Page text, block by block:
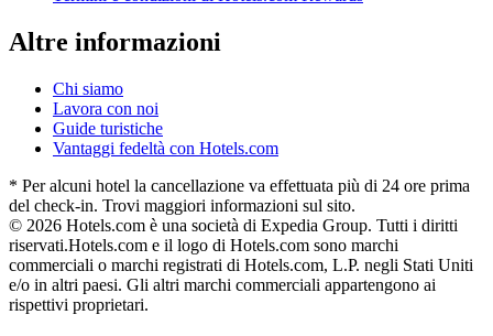
Altre informazioni
Chi siamo
Lavora con noi
Guide turistiche
Vantaggi fedeltà con Hotels.com
* Per alcuni hotel la cancellazione va effettuata più di 24 ore prima
del check-in. Trovi maggiori informazioni sul sito.
© 2026 Hotels.com è una società di Expedia Group. Tutti i diritti
riservati.Hotels.com e il logo di Hotels.com sono marchi
commerciali o marchi registrati di Hotels.com, L.P. negli Stati Uniti
e/o in altri paesi. Gli altri marchi commerciali appartengono ai
rispettivi proprietari.